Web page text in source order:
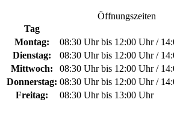
Öffnungszeiten
Tag
Montag:
08:30 Uhr bis 12:00 Uhr /
Dienstag:
08:30 Uhr bis 12:00 Uhr /
Mittwoch:
08:30 Uhr bis 12:00 Uhr /
Donnerstag: 08:30 Uhr bis 12:00 Uhr /
Freitag:
08:30 Uhr bis 13:00 Uhr